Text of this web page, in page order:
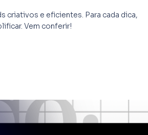
criativos e eficientes. Para cada dica,
Vem conferir!